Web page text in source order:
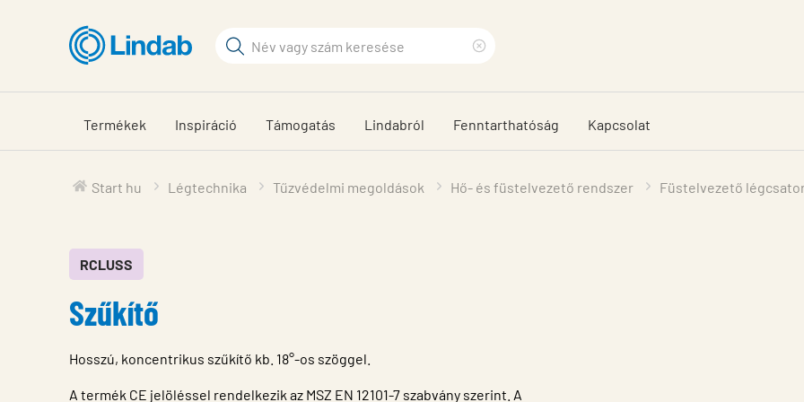
tartalomhoz
Keresési
keresése
search
phrase
Termékek Inspiráció Támogatás Lindabról Fenntarthatóság Kapcsolat
Start hu Légtechnika Tűzvédelmi megoldások Hő- és füstelvezető rendszer Füstelvezető
RCLUSS
Szűkítő
Hosszú, koncentrikus szűkítő kb. 18°-os szöggel.
A termék CE jelöléssel rendelkezik az MSZ EN 12101-7 szabvány szerint. A